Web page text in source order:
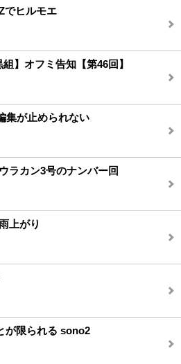
でヒルモエ
】オフミ告知【第46回】
集が止められない
ラカン3号のナンバー回
上がり
が限られる sono2